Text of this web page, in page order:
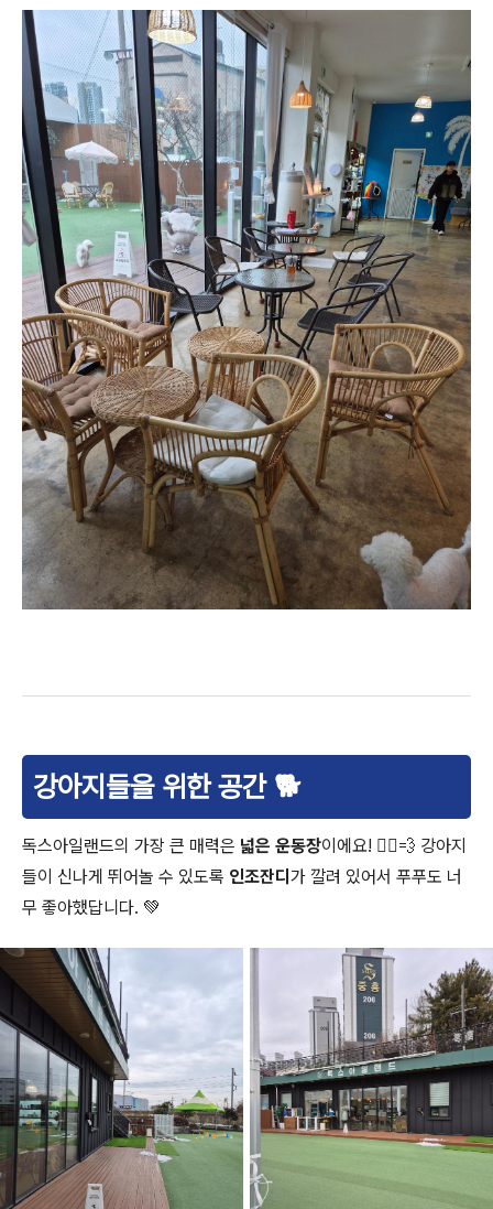
강아지들을 위한 공간 🐕
독스아일랜드의 가장 큰 매력은 넓은 운동장이에요! 🏃‍♂️💨 강아지
들이 신나게 뛰어놀 수 있도록 인조잔디 가 깔려 있어서 푸푸도 너
무 좋아했답니다. 💚